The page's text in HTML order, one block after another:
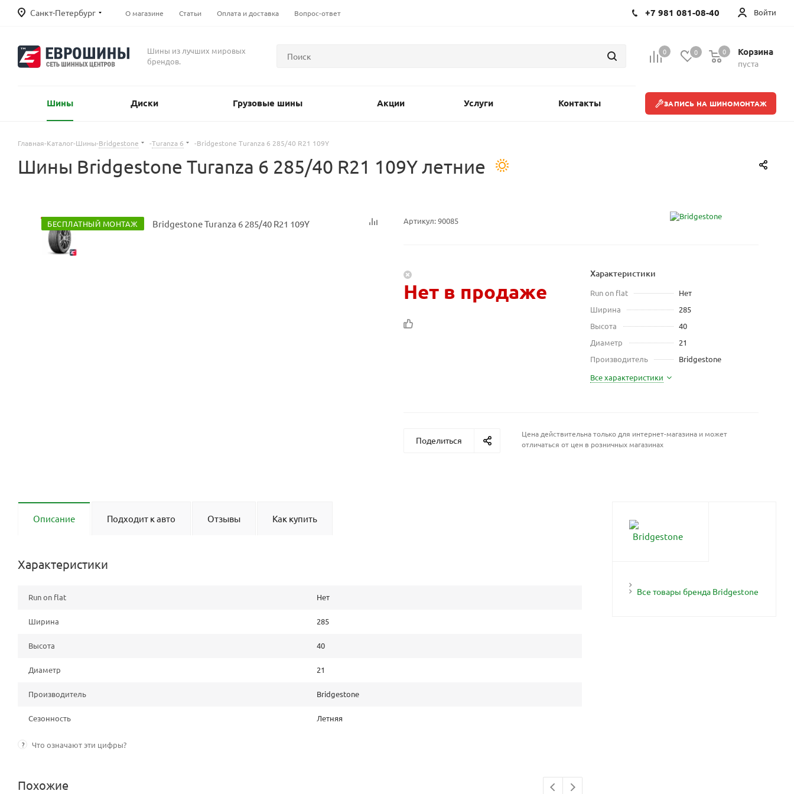
Санкт-Петербург О магазине Статьи Оплата и доставка Вопрос-ответ Войти
+7 981 081-08-40
Шины из лучших мировых
брендов.
0 0 Корзина
пуста
0
Шины Диски Грузовые шины Акции Услуги Контакты ЗАПИСЬ НА ШИНОМОНТАЖ
Главная-Каталог-Шины-Bridgestone -Turanza 6 -Bridgestone Turanza 6 285/40 R21 109Y
Шины Bridgestone Turanza 6 285/40 R21 109Y летние
БЕСПЛАТНЫЙ МОНТАЖ Артикул:90085
Нет в продаже
Характеристики
Run on flat
Нет
Ширина
285
Высота
40
Диаметр
21
Производитель
Bridgestone
Все характеристики
Поделиться
Цена действительна только для интернет-магазина и может
отличаться от цен в розничных магазинах
Описание Подходит к авто Отзывы Как купить
Характеристики
Run on flat Нет
Ширина 285
Высота 40
Диаметр 21
Производитель Bridgestone
Сезонность Летняя
? Что означают эти цифры?
Похожие
Все товары бренда Bridgestone